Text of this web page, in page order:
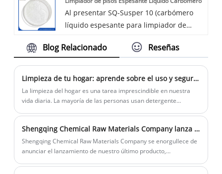
biodegradable. El producto se utiliza
generalmente en champús, geles de
industriales, debido a su excelente
suavidad, rendimiento espumante y
capacidad para reducir la irritación.
Al presentar SQ-Susper 10 (carbómero
líquido espesante para limpiador de
limpiadores de pisos, lavavajillas y
información. de propiedad, aplicación,
uso y ventajas.
Blog Relacionado Reseñas
Limpieza de tu hogar: aprende sobre el uso y seguridad del detergente doméstico
La limpieza del hogar es una tarea imprescindible en nuestra
vida diaria. La mayoría de las personas usan detergente
cómo usarlos y almacenarlos adecuadamente.
Shengqing Chemical Raw Materials Company lanza un nuevo producto: gel de ducha de microcristales
Shengqing Chemical Raw Materials Company se enorgullece de
anunciar el lanzamiento de nuestro último producto,